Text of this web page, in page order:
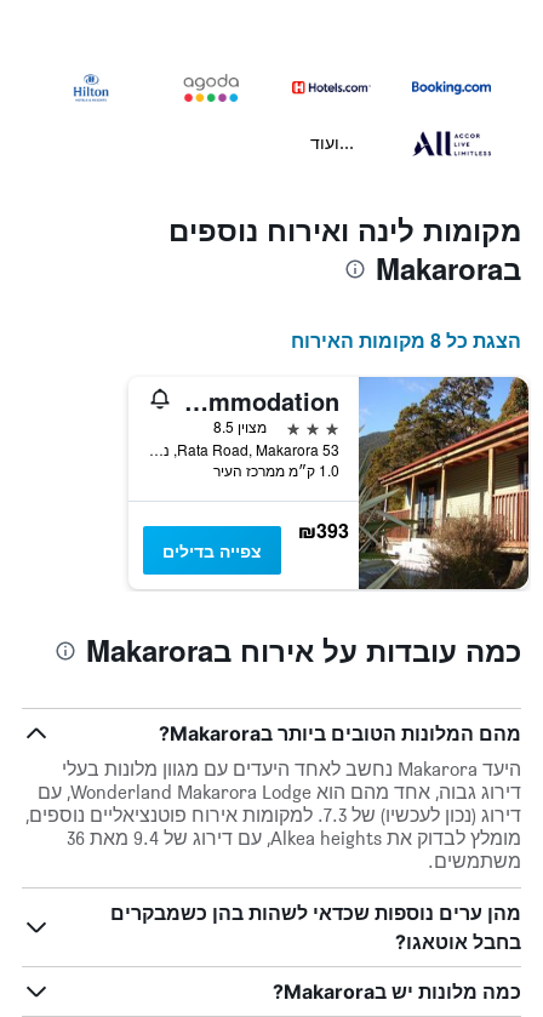
...ועוד
מקומות לינה ואירוח נוספים
בMakarora
הצגת כל 8 מקומות האירוח
Mountainview Makarora Accommodation
3 כוכבים
מצוין 8.5
53 Rata Road, Makarora, ניו זילנד
1.0 ק״מ ממרכז העיר
₪393
צפייה בדילים
כמה עובדות על אירוח בMakarora
מהם המלונות הטובים ביותר בMakarora?
היעד Makarora נחשב לאחד היעדים עם מגוון מלונות בעלי
דירוג גבוה, אחד מהם הוא Wonderland Makarora Lodge, עם
דירוג (נכון לעכשיו) של 7.3. למקומות אירוח פוטנציאליים נוספים,
מומלץ לבדוק את Alkea heights, עם דירוג של 9.4 מאת 36
משתמשים.
מהן ערים נוספות שכדאי לשהות בהן כשמבקרים
בחבל אוטאגו?
כמה מלונות יש בMakarora?